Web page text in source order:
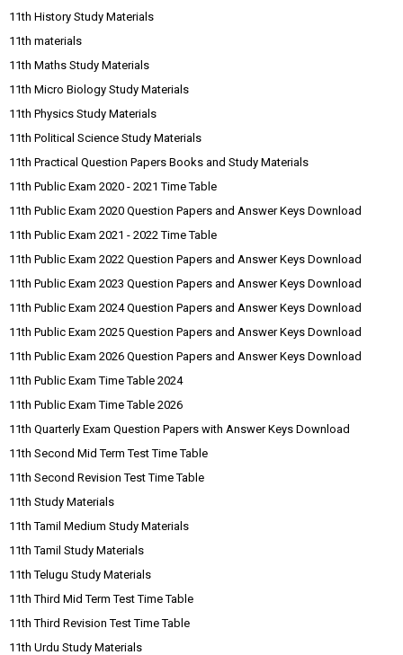
11th History Study Materials
11th materials
11th Maths Study Materials
11th Micro Biology Study Materials
11th Physics Study Materials
11th Political Science Study Materials
11th Practical Question Papers Books and Study Materials
11th Public Exam 2020 - 2021 Time Table
11th Public Exam 2020 Question Papers and Answer Keys Download
11th Public Exam 2021 - 2022 Time Table
11th Public Exam 2022 Question Papers and Answer Keys Download
11th Public Exam 2023 Question Papers and Answer Keys Download
11th Public Exam 2024 Question Papers and Answer Keys Download
11th Public Exam 2025 Question Papers and Answer Keys Download
11th Public Exam 2026 Question Papers and Answer Keys Download
11th Public Exam Time Table 2024
11th Public Exam Time Table 2026
11th Quarterly Exam Question Papers with Answer Keys Download
11th Second Mid Term Test Time Table
11th Second Revision Test Time Table
11th Study Materials
11th Tamil Medium Study Materials
11th Tamil Study Materials
11th Telugu Study Materials
11th Third Mid Term Test Time Table
11th Third Revision Test Time Table
11th Urdu Study Materials